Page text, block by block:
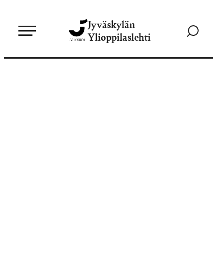
sisältöön
Jyväskylän
Ylioppilaslehti
Siirry